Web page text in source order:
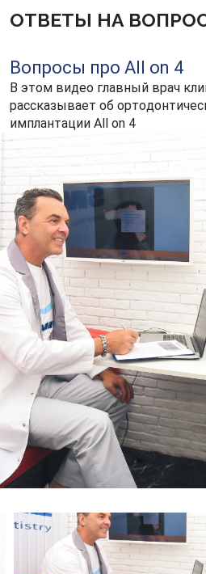
ОТВЕТЫ НА
Вопросы про All on 4
В этом видео главный врач
рассказывает об
имплантации All on 4